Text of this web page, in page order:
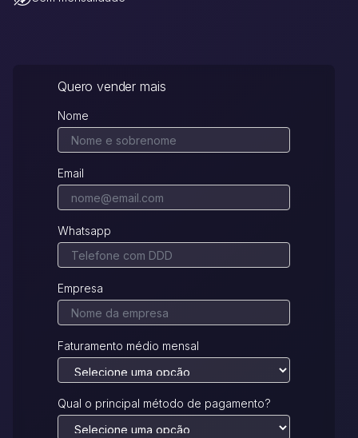
Quero vender mais
Nome
Email
Whatsapp
Empresa
Faturamento médio mensal
Qual o principal método de pagamento?